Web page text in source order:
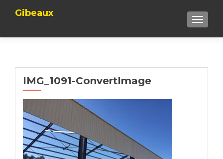
Gibeaux
IMG_1091-ConvertImage